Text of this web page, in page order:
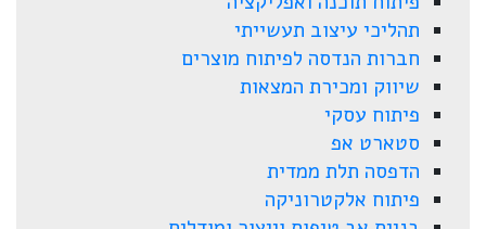
תהליכי עיצוב תעשייתי
חברות הנדסה לפיתוח מוצרים
שיווק ומכירת המצאות
פיתוח עסקי
סטארט אפ
הדפסה תלת ממדית
פיתוח אלקטרוניקה